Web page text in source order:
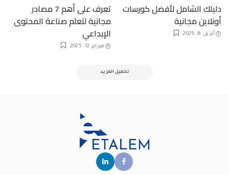
دليلك الشامل لأفضل كورسات
أونلاين مجانية
أبريل 8, 2025
تعرف على أهم 7 مصادر
مجانية لتعلم صناعة المحتوى
الإبداعي
فبراير 12, 2025
تحميل المزيد